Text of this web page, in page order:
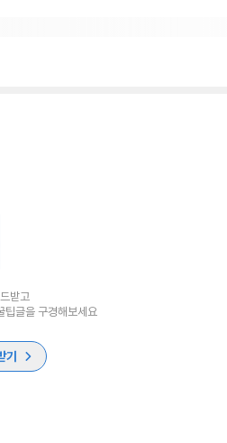
받고
팁글을 구경해보세요
기